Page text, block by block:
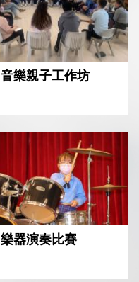
音樂親子工作坊
樂器演奏比賽